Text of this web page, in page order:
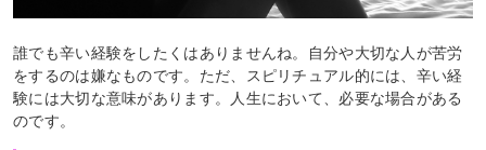
誰でも辛い経験をしたくはありませんね。自分や大切な人が苦労
をするのは嫌なものです。ただ、スピリチュアル的には、辛い経
験には大切な意味があります。人生において、必要な場合がある
のです。